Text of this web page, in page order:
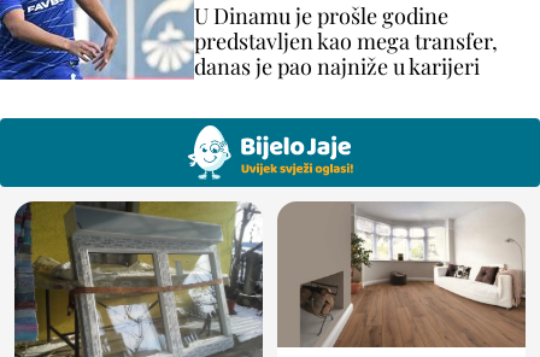
U Dinamu je prošle godine
predstavljen kao mega transfer,
danas je pao najniže u karijeri